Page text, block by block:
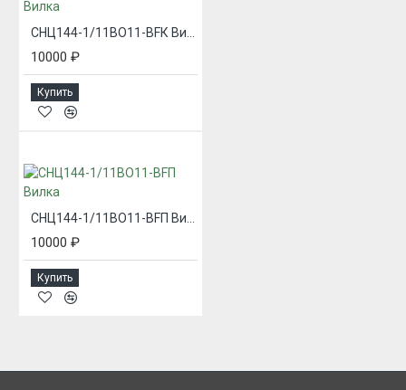
СНЦ144-1/11ВО11-BFК Вилка
10000 ₽
Купить
СНЦ144-1/11ВО11-BFП Вилка
10000 ₽
Купить